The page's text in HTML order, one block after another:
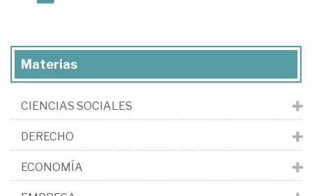
Materias
CIENCIAS SOCIALES
DERECHO
ECONOMÍA